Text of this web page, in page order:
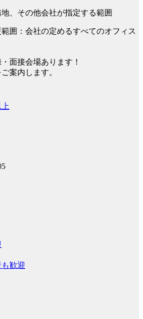
、その他会社が指定する範囲
囲：会社の定めるすべてのオフィス
面接会場あります！
案内します。
歓迎